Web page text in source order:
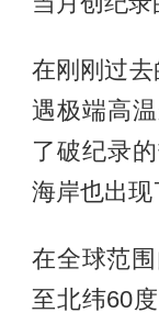
在刚刚过
遇极端高
了破纪录
海岸也出现
在全球范
至北纬60